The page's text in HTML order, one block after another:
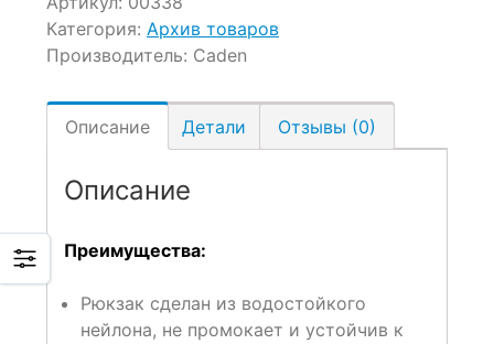
Категория: Архив товаров
Производитель: Caden
Описание Детали Отзывы (0)
Описание
Преимущества:
Рюкзак сделан из водостойкого
нейлона, не промокает и устойчив к